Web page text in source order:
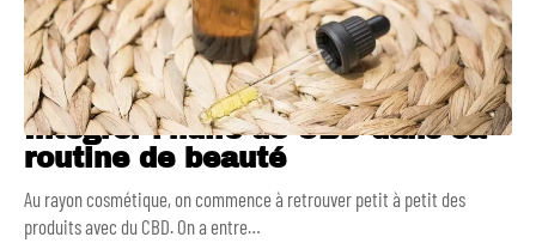
Intégrer l’huile de CBD dans sa
routine de beauté
Au rayon cosmétique, on commence à retrouver petit à petit des
produits avec du CBD. On a entre…